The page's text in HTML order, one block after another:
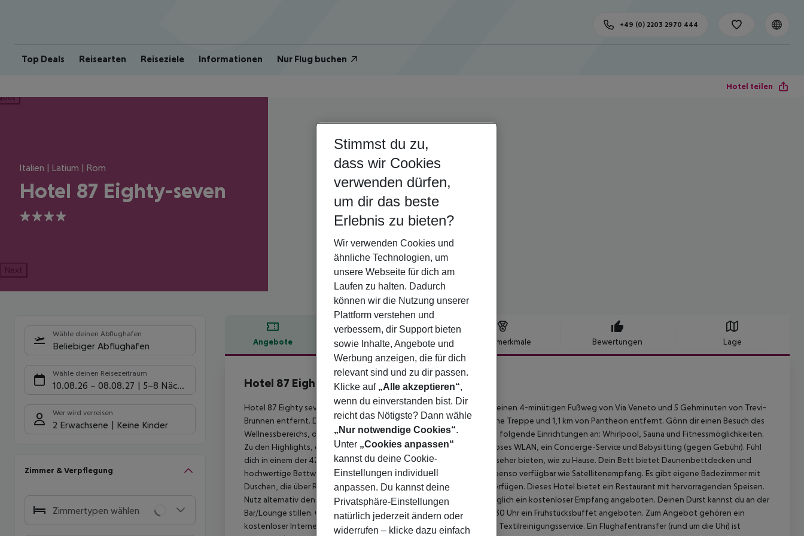
Top Deals Reisearten Reiseziele Informationen Nur Flug buchen
+49 (0) 2203 2970 444
Hotel teilen
Italien | Latium | Rom
Hotel 87 Eighty-seven
4
Next
Wähle deinen Abflughafen
Beliebiger Abflughafen
Wähle deinen Reisezeitraum
10.08.26 – 08.08.27 5-8 Nächte
Wer wird verreisen
2 Erwachsene Keine Kinder
Zimmer & Verpflegung
Zimmertypen wählen
Angebote Hotelbeschreibung Hotelmerkmale Bewertungen Lage
Hotelbeschreibung
Hotel 87 Eighty-seven
Hotel 87 Eighty seven besticht durch eine zentrale Lage in Rom, nur einen 4-minütigen Fußweg von Via Veneto und 5 Gehminuten von Trevi-
Brunnen entfernt. Dieses Hotel mit 4 Sternen ist 0,6 km von Spanische Treppe und 1,1 km von Pantheon entfernt. Gönn dir einen Besuch des
Wellnessbereichs, der Massagen bietet. Für deine Freizeit bieten sich folgende Einrichtungen an: Whirlpool, Sauna und Fitnessmöglichkeiten.
Zu den Highlights, die dieses Hotel bietet, gehören zudem kostenloses WLAN, ein Concierge-Service und Babysitting (gegen Gebühr). Fühl
dich in einem der 42 Zimmer, die Kühlschrank und einen Flachbildfernseher bieten, wie zu Hause. Dein Bett bietet Daunenbettdecken und
hochwertige Bettwaren. Ein WLAN-Internetzugang (kostenlos) ist ebenso verfügbar wie Satellitenempfang. Es gibt eigene Badezimmer mit
Duschen, die über Regenduschen und kostenlose Toilettenartikel verfügen. Dieses Hotel bietet ein Restaurant mit hervorragenden Speisen.
Nutz alternativ den Zimmerservice (bitte Zeiten beachten). Es wird täglich ein kostenloser Empfang angeboten. Deinen Durst kannst du an der
Bar/Lounge stillen. Gegen Gebühr wird täglich von 08:00 Uhr bis 10:30 Uhr ein Frühstücksbuffet angeboten. Zum Angebot gehören ein
kostenloser Internetzugang per Kabel, ein Express-Check-in und ein Textilreinigungsservice. Ein Flughafentransfer (rund um die Uhr) ist
Stimmst du zu,
dass wir Cookies
verwenden dürfen,
um dir das beste
Erlebnis zu bieten?
Wir verwenden Cookies und
ähnliche Technologien, um
unsere Webseite für dich am
Laufen zu halten. Dadurch
können wir die Nutzung unserer
Plattform verstehen und
verbessern, dir Support bieten
sowie Inhalte, Angebote und
Werbung anzeigen, die für dich
relevant sind und zu dir passen.
Klicke auf „Alle akzeptieren“,
wenn du einverstanden bist. Dir
reicht das Nötigste? Dann wähle
„Nur notwendige Cookies“.
Unter „Cookies anpassen“
kannst du deine Cookie-
Einstellungen individuell
anpassen. Du kannst deine
Privatsphäre-Einstellungen
natürlich jederzeit ändern oder
widerrufen – klicke dazu einfach